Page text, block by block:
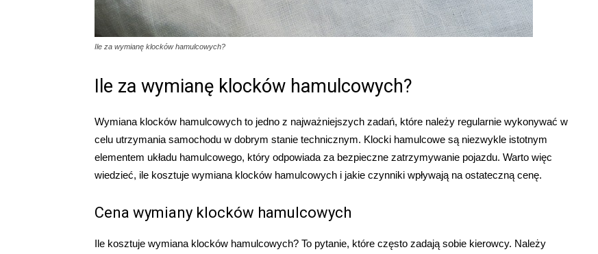
Ile za wymianę klocków hamulcowych?
Ile za wymianę klocków hamulcowych?
Wymiana klocków hamulcowych to jedno z najważniejszych zadań, które należy regularnie wykonywać w
celu utrzymania samochodu w dobrym stanie technicznym. Klocki hamulcowe są niezwykle istotnym
elementem układu hamulcowego, który odpowiada za bezpieczne zatrzymywanie pojazdu. Warto więc
wiedzieć, ile kosztuje wymiana klocków hamulcowych i jakie czynniki wpływają na ostateczną cenę.
Cena wymiany klocków hamulcowych
Ile kosztuje wymiana klocków hamulcowych? To pytanie, które często zadają sobie kierowcy. Należy